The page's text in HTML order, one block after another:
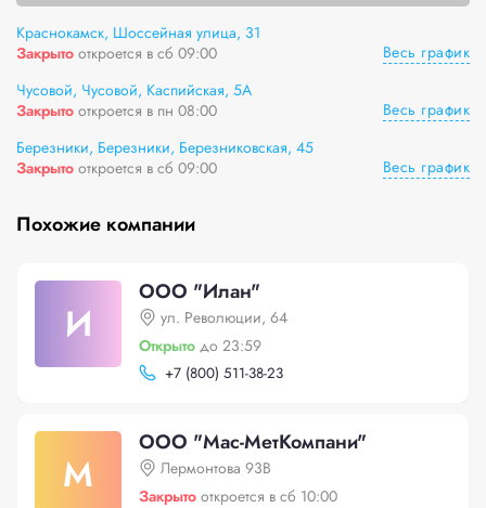
Краснокамск, Шоссейная улица, 31
Закрыто откроется в сб 09:00
Весь график
Чусовой, Чусовой, Каспийская, 5А
Закрыто откроется в пн 08:00
Весь график
Березники, Березники, Березниковская, 45
Закрыто откроется в сб 09:00 Весь график
Похожие компании
И
ООО "Илан"
ул. Революции, 64
Открыто до 23:59
+7 (800) 511-38-23
М
ООО "Мас-МетКомпани"
Лермонтова 93В
Закрыто откроется в сб 10:00